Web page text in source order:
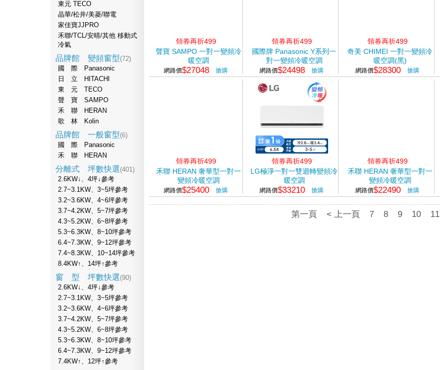
東元 TECO
晶華/松井/美菱/聯電
家佳寶JJPRO
禾聯/TCL/安晴/其他 移動式
冷氣
品牌館 變頻窗型(72)
國 際 Panasonic
日 立 HITACHI
東 元 TECO
聲 寶 SAMPO
禾 聯 HERAN
歌 林 Kolin
品牌館 一般窗型(6)
國 際 Panasonic
禾 聯 HERAN
分離式 坪數快選(401)
2.6KW↓、4坪↓參考
2.7~3.1KW、3~5坪參考
3.2~3.6KW、4~6坪參考
3.7~4.2KW、5~7坪參考
4.3~5.2KW、6~8坪參考
5.3~6.3KW、8~10坪參考
6.4~7.3KW、9~12坪參考
7.4~8.3KW、10~14坪參考
8.4KW↑、14坪↑參考
窗 型 坪數快選(90)
2.6KW↓、4坪↓參考
2.7~3.1KW、3~5坪參考
3.2~3.6KW、4~6坪參考
3.7~4.2KW、5~7坪參考
4.3~5.2KW、6~8坪參考
5.3~6.3KW、8~10坪參考
6.4~7.3KW、9~12坪參考
7.4KW↑、12坪↑參考
領券再折499
聲寶 SAMPO 一對一變頻冷
暖空調
網路價$27048 搶購
領券再折499
國際牌 Panasonic Y系列一
對一變頻冷暖空調
網路價$24498 搶購
領券再折499
奇美 CHIMEI 一對一變頻冷
暖空調(黑)
網路價$28300 搶購
領券再折499
禾聯 HERAN 奢華型一對一
變頻冷暖空調
網路價$25400 搶購
領券再折499
LG極淨一對一雙迴轉變頻冷
暖空調
網路價$33210 搶購
領券再折499
禾聯 HERAN 奢華型一對一
變頻冷暖空調
網路價$22490 搶購
第一頁 < 上一頁 7 8 9 10 11